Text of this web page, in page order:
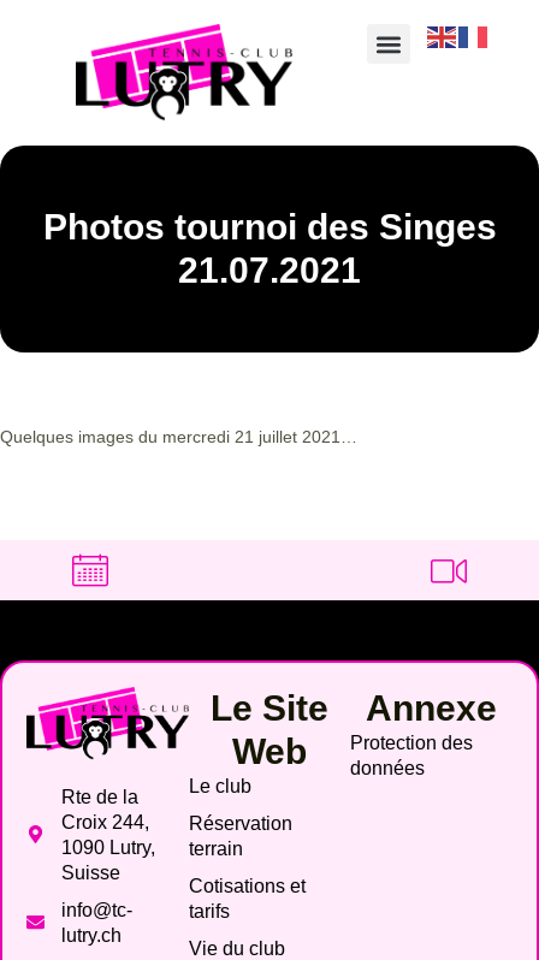
Photos tournoi des Singes
21.07.2021
Quelques images du mercredi 21 juillet 2021…
Rte de la
Croix 244,
1090 Lutry,
Suisse
info@tc-
lutry.ch
Le Site
Web
Le club
Réservation
terrain
Cotisations et
tarifs
Vie du club
Annexe
Protection des
données